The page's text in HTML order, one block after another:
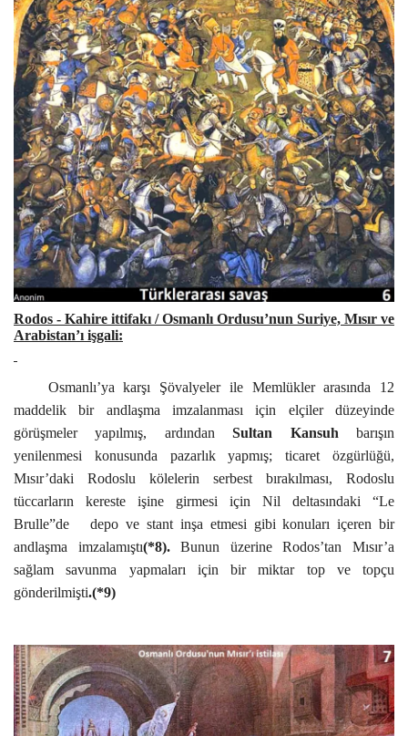
Rodos - Kahire ittifakı / Osmanlı Ordusu’nun Suriye, Mısır ve
Arabistan’ı işgali:
Osmanlı’ya karşı Şövalyeler ile Memlükler arasında 12
maddelik bir andlaşma imzalanması için elçiler düzeyinde
görüşmeler yapılmış, ardındanSultan Kansuh barışın
yenilenmesi konusunda pazarlık yapmış; ticaret özgürlüğü,
Mısır’daki Rodoslu kölelerin serbest bırakılması, Rodoslu
tüccarların kereste işine girmesi için Nil deltasındaki “Le
Brulle”de
depo ve stant inşa etmesi gibi konuları içeren bir
andlaşma imzalamıştı(*8).Bunun üzerine Rodos’tan Mısır’a
sağlam savunma yapmaları için bir miktar top ve topçu
gönderilmişti.(*9)